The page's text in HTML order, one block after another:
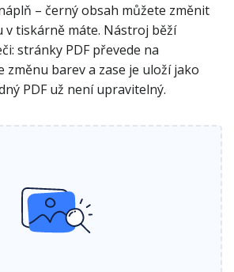
– černý obsah můžete změnit
v tiskárně máte. Nástroj běží
stránky PDF převede na
změnu barev a zase je uloží jako
PDF už není upravitelný.